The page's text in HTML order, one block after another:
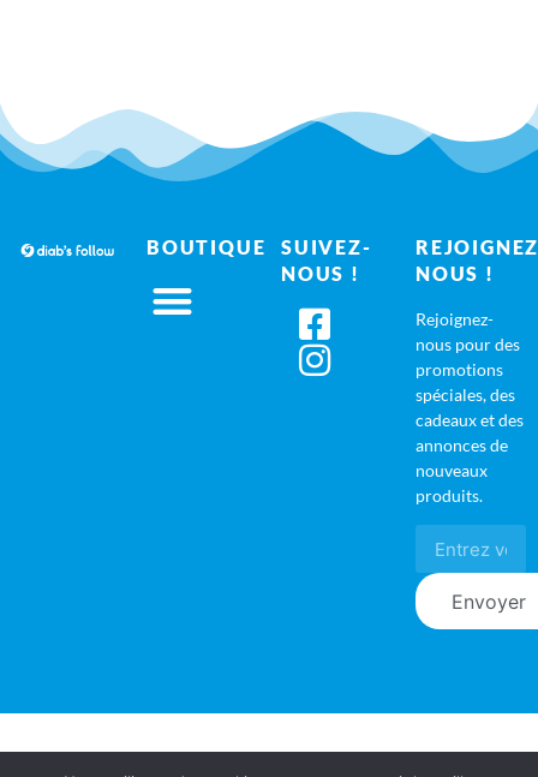
BOUTIQUE
SUIVEZ-
NOUS !
NOUS !
Rejoignez-
nous pour des
promotions
spéciales, des
cadeaux et des
annonces de
nouveaux
produits.
Envoyer